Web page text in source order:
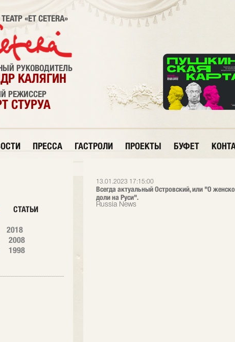
«ET CETERA»
РУКОВОДИТЕЛЬ
КАЛЯГИН
РЕЖИССЕР
СТУРУА
ПРЕССА ГАСТРОЛИ ПРОЕКТЫ БУФЕТ
13.01.2023 17:15:00
Всегда актуальный Островский, или "О
доли на Руси".
Russia News
СТАТЬИ
2018
2008
1998